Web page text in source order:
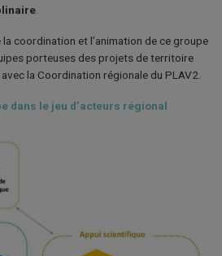
la coordination et l’animation de ce groupe
porteuses des projets de territoire
la Coordination régionale du PLAV2.
dans le jeu d’acteurs régional